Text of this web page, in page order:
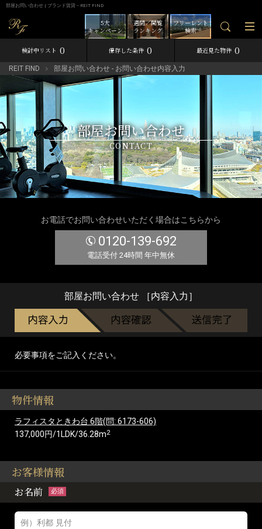
部屋お問い合わせ | ブランド賃貸－REIT FIND
フリーレント
検索
週間／閲覧
ランキング
5大
キャンペーン
検討中リスト 0 保存した条件 0 最近見た物件 0
REIT FIND 部屋お問い合わせ - お問い合わせ内容入力
部屋お問い合わせ
CONTACT
お電話でお問い合わせいただく場合はこちらから
0120-139-692
電話受付 24時間 年中無休
部屋お問い合わせ ［内容入力］
必要事項をご記入ください。
物件情報
ラフィスタときわ台 6階(問: 6173-606)
137,000円/1LDK/36.28m2
お客様情報
お名前 必須